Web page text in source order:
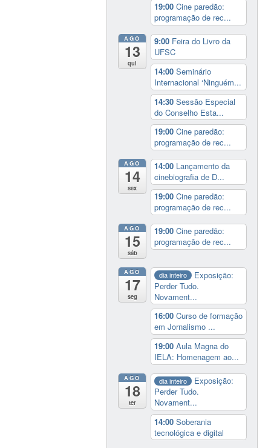
19:00Cine paredão:
programação de rec...
AGO
13
qui
9:00 Feira do Livro da
UFSC
14:00Seminário
Internacional ‘Ninguém...
14:30Sessão Especial
do Conselho Esta...
19:00Cine paredão:
programação de rec...
AGO
14
sex
14:00 Lançamento da
cinebiografia de D...
19:00Cine paredão:
programação de rec...
AGO
15
sáb
19:00Cine paredão:
programação de rec...
AGO
17
seg
dia inteiro
Exposição:
Perder Tudo.
Novament...
16:00Curso de formação
em Jornalismo ...
19:00Aula Magna do
IELA: Homenagem ao...
AGO
18
ter
dia inteiro
Exposição:
Perder Tudo.
Novament...
14:00Soberania
tecnológica e digital